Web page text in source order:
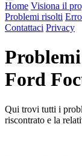
Home Visiona il
Problemi risolti
Contattaci Privacy
Ford
Qui trovi tutti i
riscontrato e la